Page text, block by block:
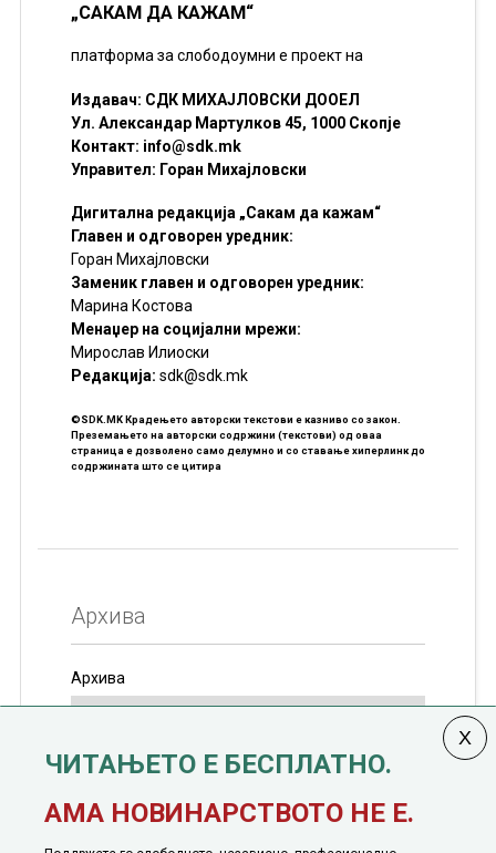
„САКАМ ДА КАЖАМ“
платформа за слободоумни е проект на
Издавач: СДК МИХАЈЛОВСКИ ДООЕЛ
Ул. Александар Мартулков 45, 1000 Скопје
Контакт: info@sdk.mk
Управител: Горан Михајловски
Дигитална редакција „Сакам да кажам“
Главен и одговорен уредник:
Горан Михајловски
Заменик главен и одговорен уредник:
Марина Костова
Менаџер на социјални мрежи:
Мирослав Илиоски
Редакцијa: sdk@sdk.mk
©SDK.MK Крадењето авторски текстови е казниво со закон.
Преземањето на авторски содржини (текстови) од оваа
страница е дозволено само делумно и со ставање хиперлинк до
содржината што се цитира
Архива
Архива
јануари, 1991 година
ЧИТАЊЕТО Е БЕСПЛАТНО.
АМА НОВИНАРСТВОТО НЕ Е.